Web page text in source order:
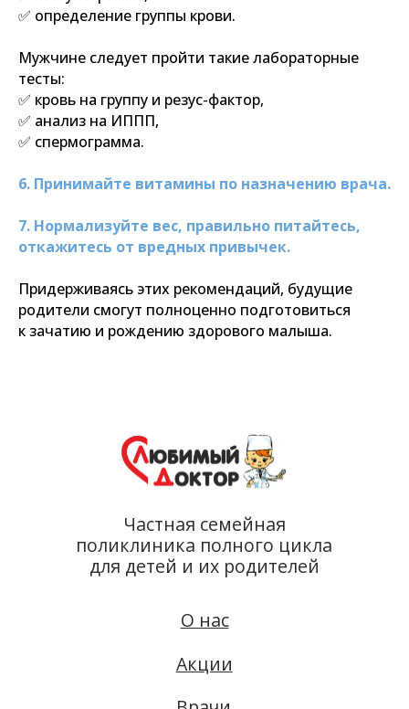
✅ определение группы крови.
Мужчине следует пройти такие лабораторные
тесты:
✅ кровь на группу и резус-фактор,
✅ анализ на ИППП,
✅ спермограмма.
6. Принимайте витамины по назначению врача.
7. Нормализуйте вес, правильно питайтесь,
откажитесь от вредных привычек.
Придерживаясь этих рекомендаций, будущие
родители смогут полноценно подготовиться
к зачатию и рождению здорового малыша.
Налоговый вычет
Школа
диетологии
Проекты
Фучика, 55Б:212-24-44
О нас